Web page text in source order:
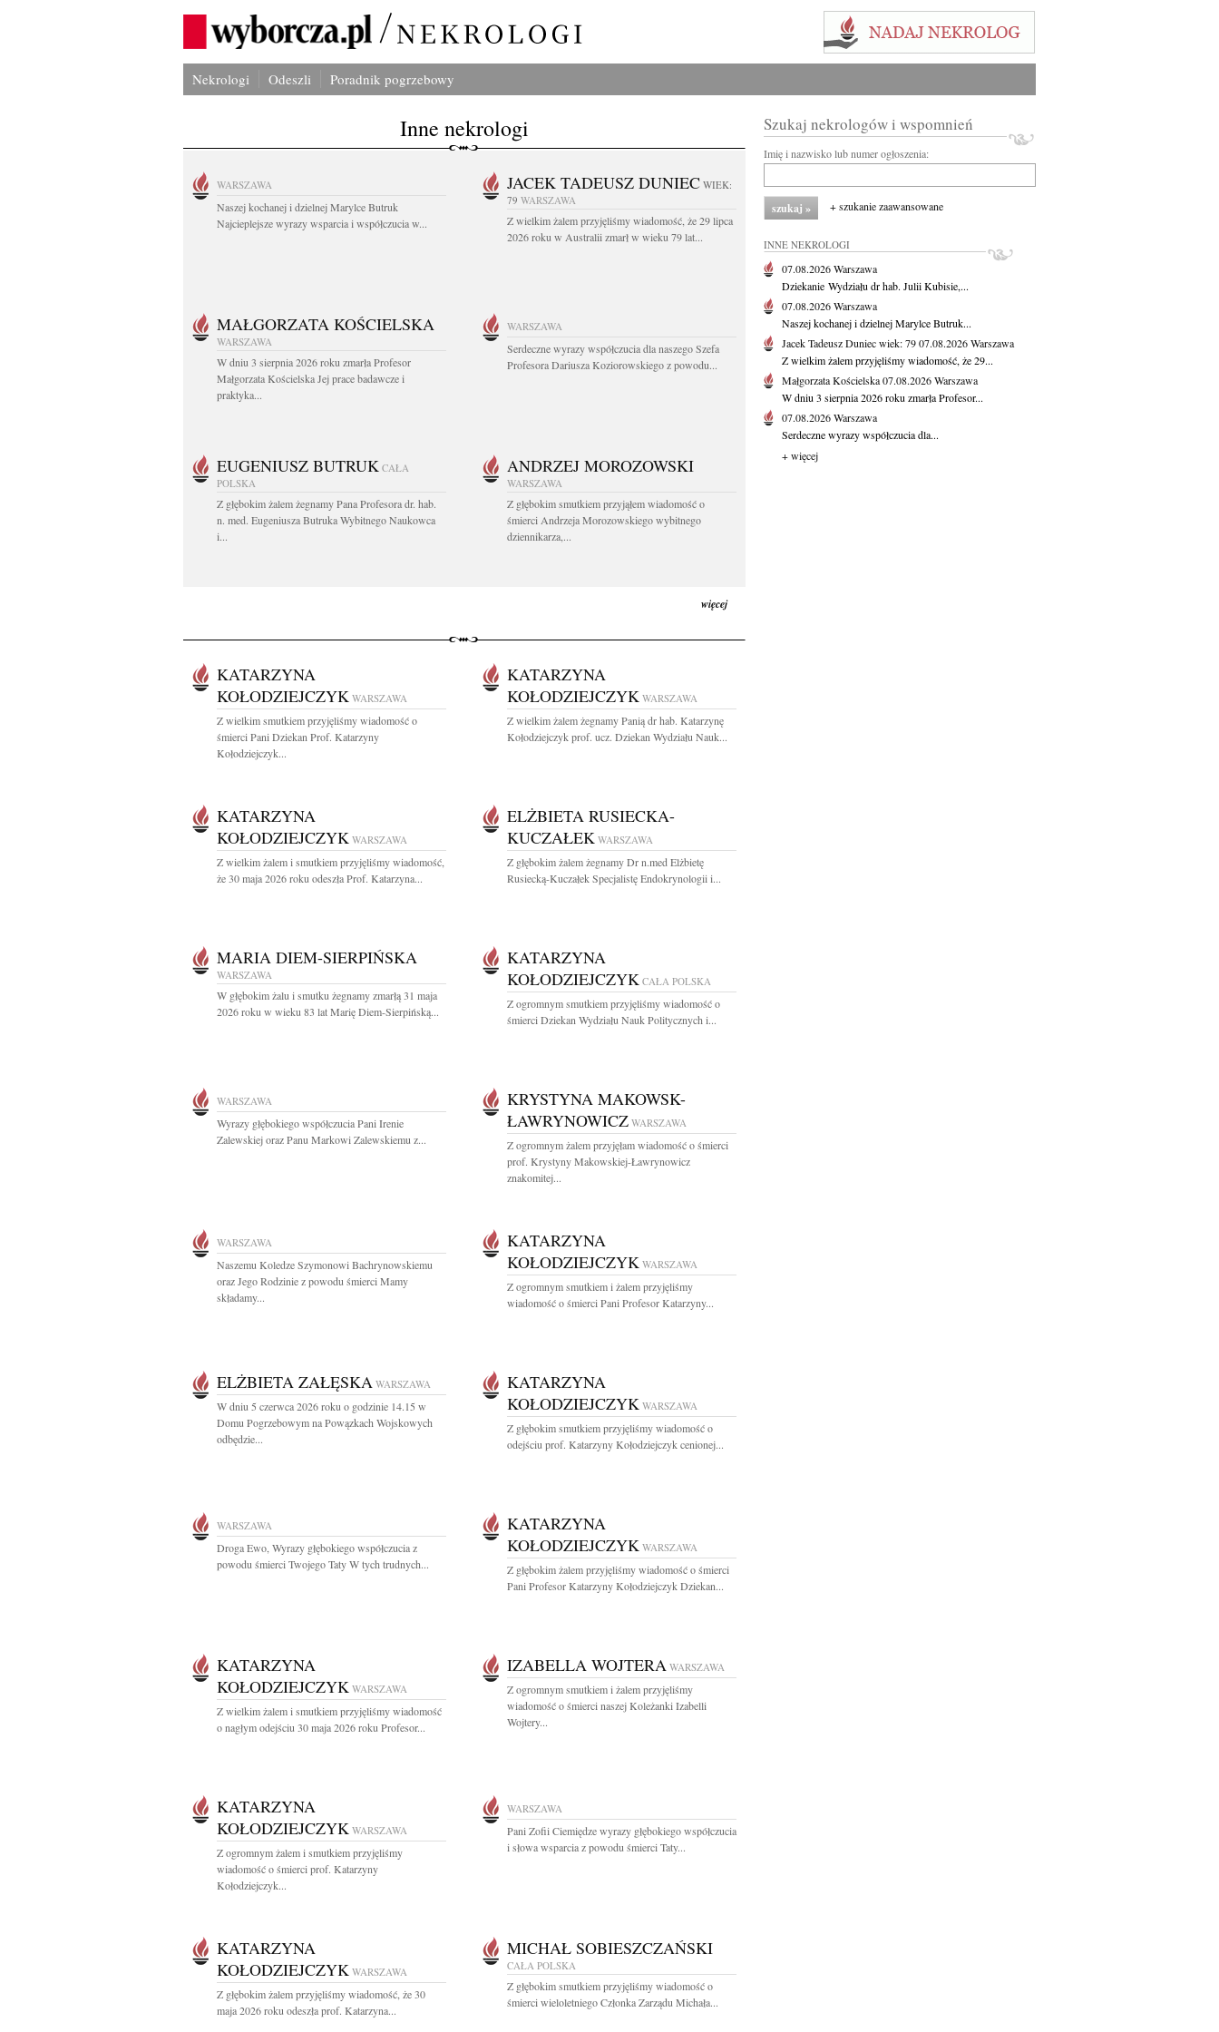
Nekrologi Odeszli Poradnik pogrzebowy
Inne nekrologi
WARSZAWA
Naszej kochanej i dzielnej Marylce Butruk
Najcieplejsze wyrazy wsparcia i współczucia w...
JACEK TADEUSZ DUNIEC WIEK:
79 WARSZAWA
Z wielkim żalem przyjęliśmy wiadomość, że 29 lipca
2026 roku w Australii zmarł w wieku 79 lat...
MAŁGORZATA KOŚCIELSKA
WARSZAWA
W dniu 3 sierpnia 2026 roku zmarła Profesor
Małgorzata Kościelska Jej prace badawcze i
praktyka...
WARSZAWA
Serdeczne wyrazy współczucia dla naszego Szefa
Profesora Dariusza Koziorowskiego z powodu...
EUGENIUSZ BUTRUK CAŁA
POLSKA
Z głębokim żalem żegnamy Pana Profesora dr. hab.
n. med. Eugeniusza Butruka Wybitnego Naukowca
i...
ANDRZEJ MOROZOWSKI
WARSZAWA
Z głębokim smutkiem przyjąłem wiadomość o
śmierci Andrzeja Morozowskiego wybitnego
dziennikarza,...
więcej
KATARZYNA
KOŁODZIEJCZYK WARSZAWA
Z wielkim smutkiem przyjęliśmy wiadomość o
śmierci Pani Dziekan Prof. Katarzyny
Kołodziejczyk...
KATARZYNA
KOŁODZIEJCZYK WARSZAWA
Z wielkim żalem żegnamy Panią dr hab. Katarzynę
Kołodziejczyk prof. ucz. Dziekan Wydziału Nauk...
KATARZYNA
KOŁODZIEJCZYK WARSZAWA
Z wielkim żalem i smutkiem przyjęliśmy wiadomość,
że 30 maja 2026 roku odeszła Prof. Katarzyna...
ELŻBIETA RUSIECKA-
KUCZAŁEK WARSZAWA
Z głębokim żalem żegnamy Dr n.med Elżbietę
Rusiecką-Kuczałek Specjalistę Endokrynologii i...
MARIA DIEM-SIERPIŃSKA
WARSZAWA
W głębokim żalu i smutku żegnamy zmarłą 31 maja
2026 roku w wieku 83 lat Marię Diem-Sierpińską...
KATARZYNA
KOŁODZIEJCZYK CAŁA POLSKA
Z ogromnym smutkiem przyjęliśmy wiadomość o
śmierci Dziekan Wydziału Nauk Politycznych i...
WARSZAWA
Wyrazy głębokiego współczucia Pani Irenie
Zalewskiej oraz Panu Markowi Zalewskiemu z...
KRYSTYNA MAKOWSK-
ŁAWRYNOWICZ WARSZAWA
Z ogromnym żalem przyjęłam wiadomość o śmierci
prof. Krystyny Makowskiej-Ławrynowicz
znakomitej...
WARSZAWA
Naszemu Koledze Szymonowi Bachrynowskiemu
oraz Jego Rodzinie z powodu śmierci Mamy
składamy...
KATARZYNA
KOŁODZIEJCZYK WARSZAWA
Z ogromnym smutkiem i żalem przyjęliśmy
wiadomość o śmierci Pani Profesor Katarzyny...
ELŻBIETA ZAŁĘSKA WARSZAWA
W dniu 5 czerwca 2026 roku o godzinie 14.15 w
Domu Pogrzebowym na Powązkach Wojskowych
odbędzie...
KATARZYNA
KOŁODZIEJCZYK WARSZAWA
Z głębokim smutkiem przyjęliśmy wiadomość o
odejściu prof. Katarzyny Kołodziejczyk cenionej...
WARSZAWA
Droga Ewo, Wyrazy głębokiego współczucia z
powodu śmierci Twojego Taty W tych trudnych...
KATARZYNA
KOŁODZIEJCZYK WARSZAWA
Z głębokim żalem przyjęliśmy wiadomość o śmierci
Pani Profesor Katarzyny Kołodziejczyk Dziekan...
KATARZYNA
KOŁODZIEJCZYK WARSZAWA
Z wielkim żalem i smutkiem przyjęliśmy wiadomość
o nagłym odejściu 30 maja 2026 roku Profesor...
IZABELLA WOJTERA WARSZAWA
Z ogromnym smutkiem i żalem przyjęliśmy
wiadomość o śmierci naszej Koleżanki Izabelli
Wojtery...
KATARZYNA
KOŁODZIEJCZYK WARSZAWA
Z ogromnym żalem i smutkiem przyjęliśmy
wiadomość o śmierci prof. Katarzyny
Kołodziejczyk...
WARSZAWA
Pani Zofii Ciemiędze wyrazy głębokiego współczucia
i słowa wsparcia z powodu śmierci Taty...
KATARZYNA
KOŁODZIEJCZYK WARSZAWA
Z głębokim żalem przyjęliśmy wiadomość, że 30
maja 2026 roku odeszła prof. Katarzyna...
MICHAŁ SOBIESZCZAŃSKI
CAŁA POLSKA
Z głębokim smutkiem przyjęliśmy wiadomość o
śmierci wieloletniego Członka Zarządu Michała...
Szukaj nekrologów i wspomnień
Imię i nazwisko lub numer ogłoszenia:
+ szukanie zaawansowane
INNE NEKROLOGI
07.08.2026Warszawa
Dziekanie Wydziału dr hab. Julii Kubisie,...
07.08.2026Warszawa
Naszej kochanej i dzielnej Marylce Butruk...
Jacek Tadeusz Duniecwiek: 7907.08.2026Warszawa
Z wielkim żalem przyjęliśmy wiadomość, że 29...
Małgorzata Kościelska07.08.2026Warszawa
W dniu 3 sierpnia 2026 roku zmarła Profesor...
07.08.2026Warszawa
Serdeczne wyrazy współczucia dla...
+ więcej